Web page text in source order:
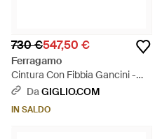
730 €547,50 €
Ferragamo
Cintura Con Fibbia Gancini -
Neutro
DaGIGLIO.COM
IN SALDO